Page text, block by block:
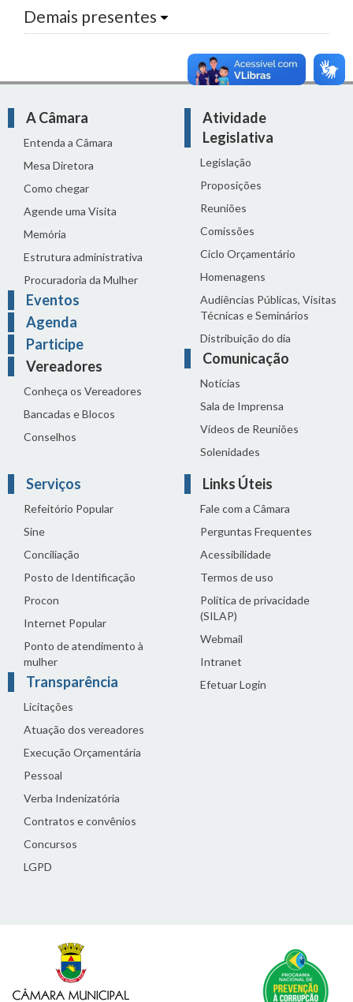
Demais presentes
A Câmara
Entenda a Câmara
Mesa Diretora
Como chegar
Agende uma Visita
Memória
Estrutura administrativa
Procuradoria da Mulher
Eventos
Agenda
Participe
Vereadores
Conheça os Vereadores
Bancadas e Blocos
Conselhos
Atividade
Legislativa
Legislação
Proposições
Reuniões
Comissões
Ciclo Orçamentário
Homenagens
Audiências Públicas, Visitas
Técnicas e Seminários
Distribuição do dia
Comunicação
Notícias
Sala de Imprensa
Vídeos de Reuniões
Solenidades
Serviços
Refeitório Popular
Sine
Conciliação
Posto de Identificação
Procon
Internet Popular
Ponto de atendimento à
mulher
Transparência
Licitações
Atuação dos vereadores
Execução Orçamentária
Pessoal
Verba Indenizatória
Contratos e convênios
Concursos
LGPD
Links Úteis
Fale com a Câmara
Perguntas Frequentes
Acessibilidade
Termos de uso
Política de privacidade
(SILAP)
Webmail
Intranet
Efetuar Login